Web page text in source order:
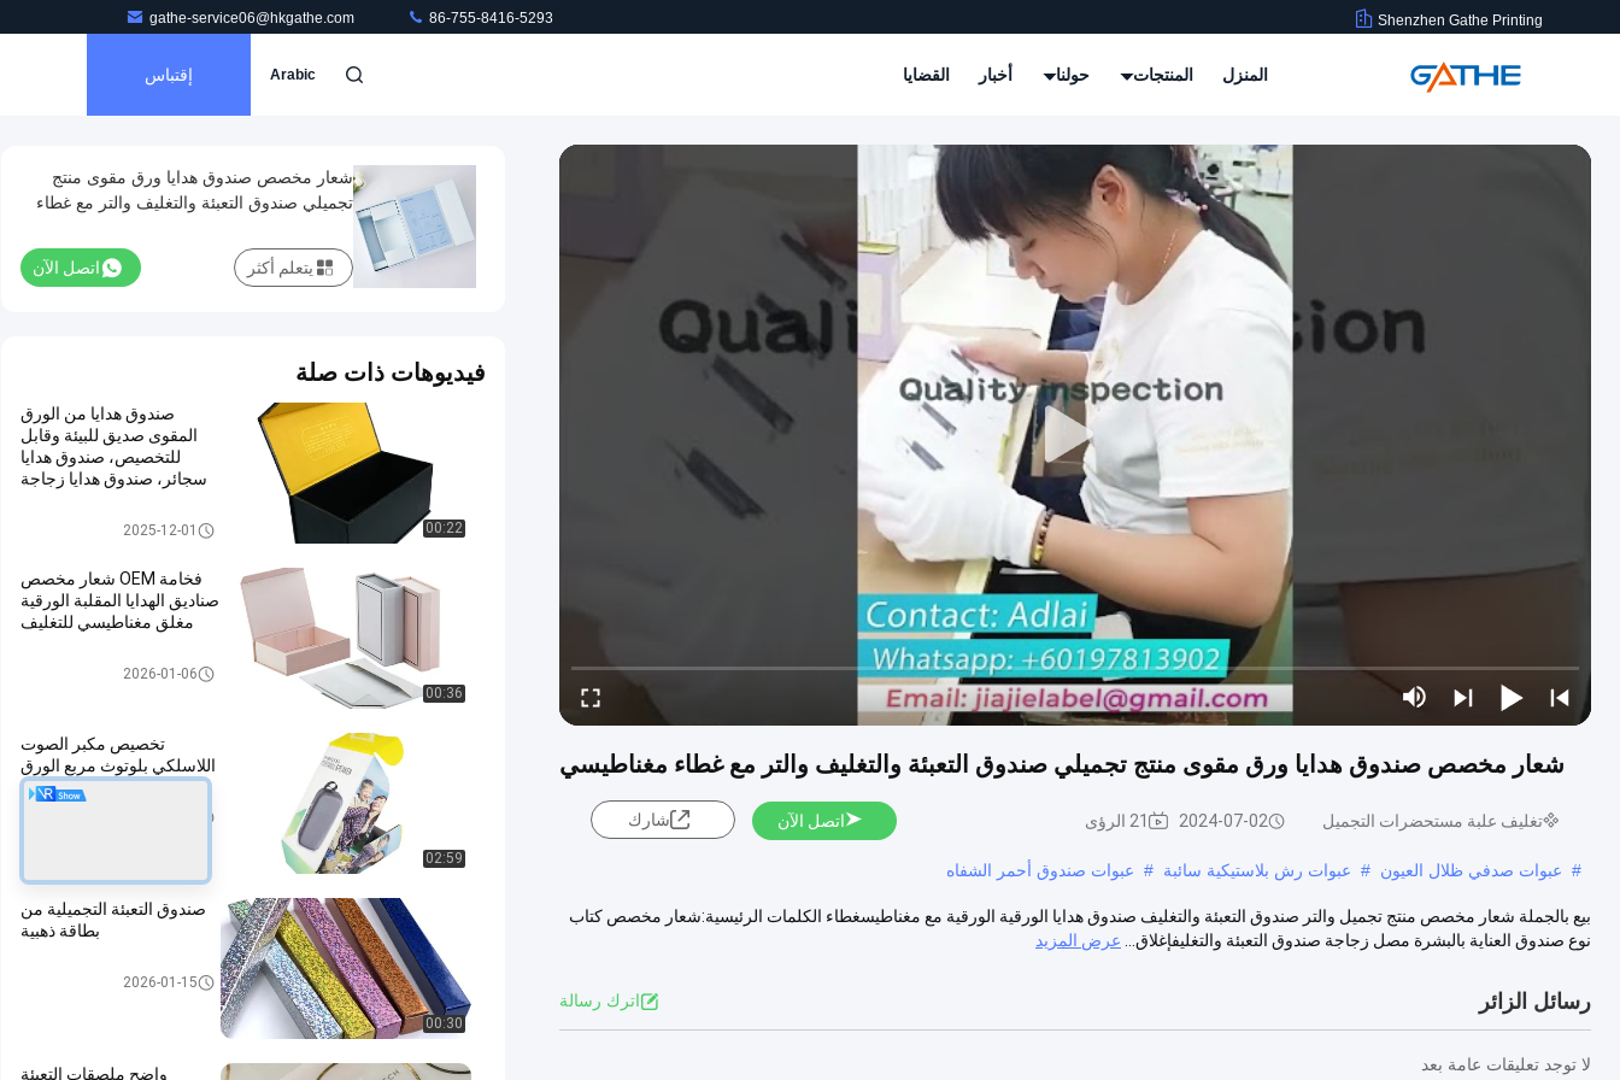
Shenzhen Gathe Printing
gathe-service06@hkgathe.com 86-755-8416-5293
المنزل المنتجات حولنا أخبار القضايا Arabic إقتباس
شعار مخصص صندوق هدايا ورق مقوى منتج تجميلي صندوق التعبئة والتغليف والتر مع غطاء مغناطيسي
تغليف علبة مستحضرات التجميل 2024-07-02 21 الرؤى اتصل الآن شارك
# عبوات صدفي ظلال العيون # عبوات رش بلاستيكية سائبة # عبوات صندوق أحمر الشفاه
بيع بالجملة شعار مخصص منتج تجميل والتر صندوق التعبئة والتغليف صندوق هدايا الورقية الورقية مع مغناطيسغطاء الكلمات الرئيسية:شعار مخصص كتاب
نوع صندوق العناية بالبشرة مصل زجاجة صندوق التعبئة والتغليفإغلاق...
عرض المزيد
رسائل الزائر اترك رسالة
لا توجد تعليقات عامة بعد
شعار مخصص صندوق هدايا ورق مقوى منتج
تجميلي صندوق التعبئة والتغليف والتر مع غطاء
اتصل الآن يتعلم أكثر
فيديوهات ذات صلة
00:22
صندوق هدايا من الورق
المقوى صديق للبيئة وقابل
للتخصيص، صندوق هدايا
سجائر، صندوق هدايا زجاجة
صندوق صلب للمهرجانات
صندوق تغليف هدايا من الورق المق
2025-12-01
00:36
فخامة OEM شعار مخصص
صناديق الهدايا المقلبة الورقية
مغلق مغناطيسي للتغليف
تغليف علبة مستحضرات التجميل
2026-01-06
02:59
تخصيص مكبر الصوت
اللاسلكي بلوتوث مربع الورق
00:30
صندوق التعبئة التجميلية من
بطاقة ذهبية
تغليف علبة مستحضرات التجميل
2026-01-15
واضح ملصقات التعبئة